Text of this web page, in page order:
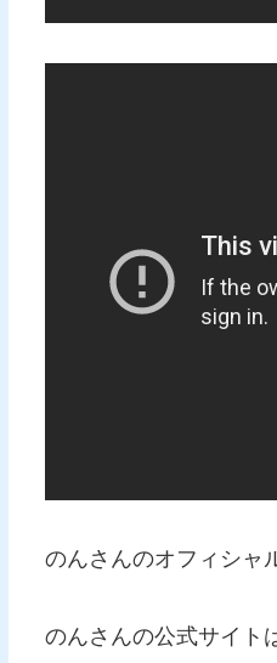
のんさんのオフィシャ
のんさんの公式サイト